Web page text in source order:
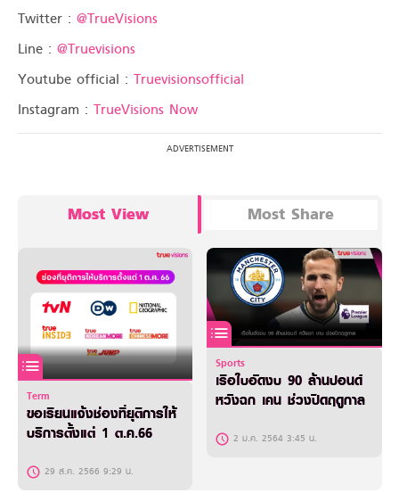
Twitter : @TrueVisions
Line : @Truevisions
Youtube official : Truevisionsofficial
Instagram : TrueVisions Now
Most View Most Share
Term
ขอเรียนแจ้งช่องที่ยุติการให้
บริการตั้งแต่ 1 ต.ค.66
29 ส.ค. 2566 9:29 น.
Sports
เรือใบอัดงบ 90 ล้านปอนด์
หวังฉก เคน ช่วงปิดฤดูกาล
2 ม.ค. 2564 3:45 น.